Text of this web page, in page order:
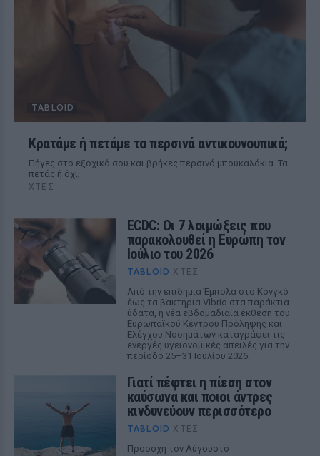
TABLOID
Κρατάμε ή πετάμε τα περσινά αντικουνουπικά;
Πήγες στο εξοχικό σου και βρήκες περσινά μπουκαλάκια. Τα
πετάς ή όχι;
ΧΤΕΣ
ECDC: Οι 7 λοιμώξεις που
παρακολουθεί η Ευρώπη τον
Ιούλιο του 2026
TABLOID ΧΤΕΣ
Από την επιδημία Έμπολα στο Κονγκό
έως τα βακτήρια Vibrio στα παράκτια
ύδατα, η νέα εβδομαδιαία έκθεση του
Ευρωπαϊκού Κέντρου Πρόληψης και
Ελέγχου Νοσημάτων καταγράφει τις
ενεργές υγειονομικές απειλές για την
περίοδο 25–31 Ιουλίου 2026.
Γιατί πέφτει η πίεση στον
καύσωνα και ποιοι άντρες
κινδυνεύουν περισσότερο
TABLOID ΧΤΕΣ
Προσοχή τον Αύγουστο